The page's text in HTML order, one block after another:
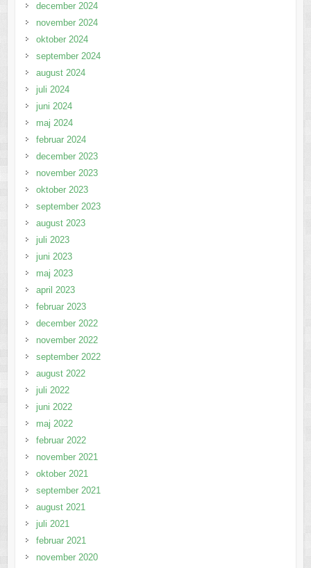
december 2024
november 2024
oktober 2024
september 2024
august 2024
juli 2024
juni 2024
maj 2024
februar 2024
december 2023
november 2023
oktober 2023
september 2023
august 2023
juli 2023
juni 2023
maj 2023
april 2023
februar 2023
december 2022
november 2022
september 2022
august 2022
juli 2022
juni 2022
maj 2022
februar 2022
november 2021
oktober 2021
september 2021
august 2021
juli 2021
februar 2021
november 2020